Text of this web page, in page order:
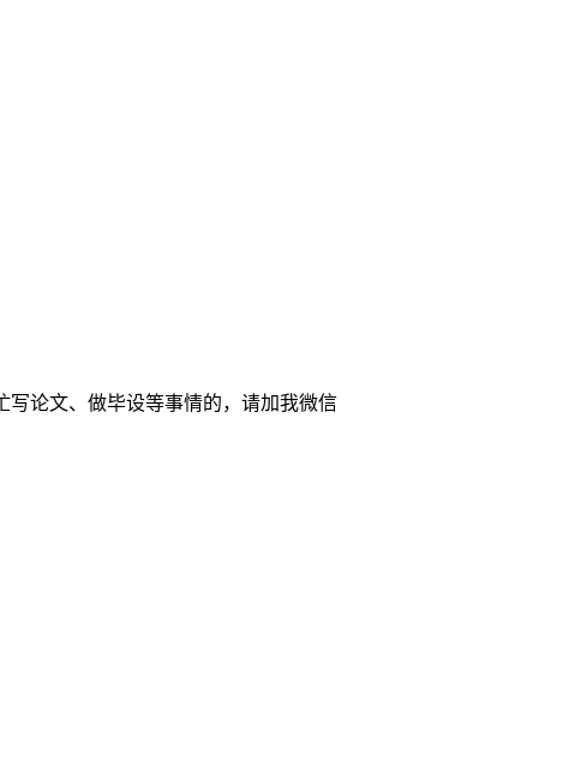
写论文、做毕设等事情的，请加我微信